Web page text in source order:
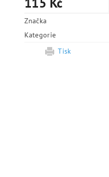
Značka
Kategorie
Tisk